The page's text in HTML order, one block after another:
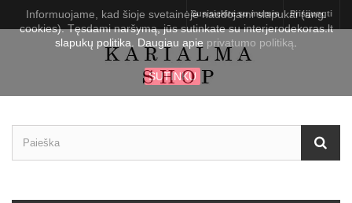
Prisijungti
Susisiekite su mumis
Informuojame, kad šioje svetainėje naudojami slapukai (ang.
cookies). Tęsdami naršymą, jūs sutinkate su interjerodekoras.lt
slapukų politika. Daugiau apie privatumo politiką
SUTINKU